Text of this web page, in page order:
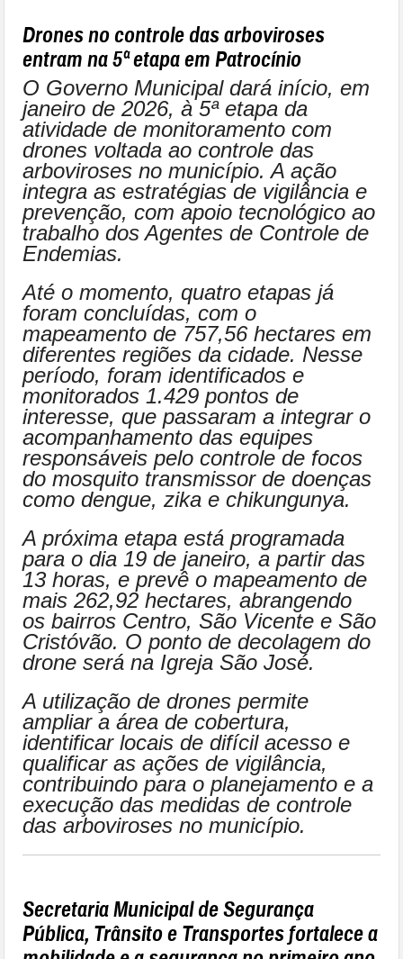
Drones no controle das arboviroses
entram na 5ª etapa em Patrocínio
O Governo Municipal dará início, em
janeiro de 2026, à 5ª etapa da
atividade de monitoramento com
drones voltada ao controle das
arboviroses no município. A ação
integra as estratégias de vigilância e
prevenção, com apoio tecnológico ao
trabalho dos Agentes de Controle de
Endemias.
Até o momento, quatro etapas já
foram concluídas, com o
mapeamento de 757,56 hectares em
diferentes regiões da cidade. Nesse
período, foram identificados e
monitorados 1.429 pontos de
interesse, que passaram a integrar o
acompanhamento das equipes
responsáveis pelo controle de focos
do mosquito transmissor de doenças
como dengue, zika e chikungunya.
A próxima etapa está programada
para o dia 19 de janeiro, a partir das
13 horas, e prevê o mapeamento de
mais 262,92 hectares, abrangendo
os bairros Centro, São Vicente e São
Cristóvão. O ponto de decolagem do
drone será na Igreja São José.
A utilização de drones permite
ampliar a área de cobertura,
identificar locais de difícil acesso e
qualificar as ações de vigilância,
contribuindo para o planejamento e a
execução das medidas de controle
das arboviroses no município.
Secretaria Municipal de Segurança
Pública, Trânsito e Transportes fortalece a